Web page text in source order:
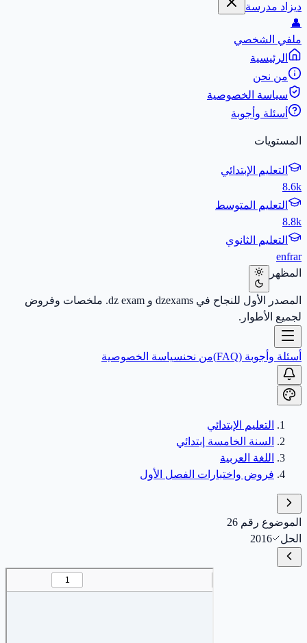
ديزاد مدرسة
👤
ملفي الشخصي
الرئيسية
من نحن
سياسة الخصوصية
أسئلة وأجوبة
المستويات
التعليم الإبتدائي
8.6k
التعليم المتوسط
8.8k
التعليم الثانوي
enfrar
المظهر
المصدر الأول للنجاح في dzexams و dz exam. ملخصات وفروض
لجميع الأطوار.
أسئلة وأجوبة (FAQ) من نحنسياسة الخصوصية
التعليم الإبتدائي
السنة الخامسة إبتدائي
اللغة العربية
فروض واختبارات الفصل الأول
الموضوع رقم 26
الحل
2016